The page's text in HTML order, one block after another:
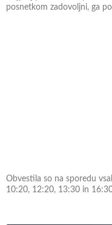
posnetkom zadovoljni, ga
Obvestila so na sporedu
10:20, 12:20, 13:30 in